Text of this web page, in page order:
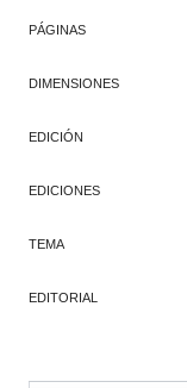
PÁGINAS
DIMENSIONES
EDICIÓN
EDICIONES
TEMA
EDITORIAL